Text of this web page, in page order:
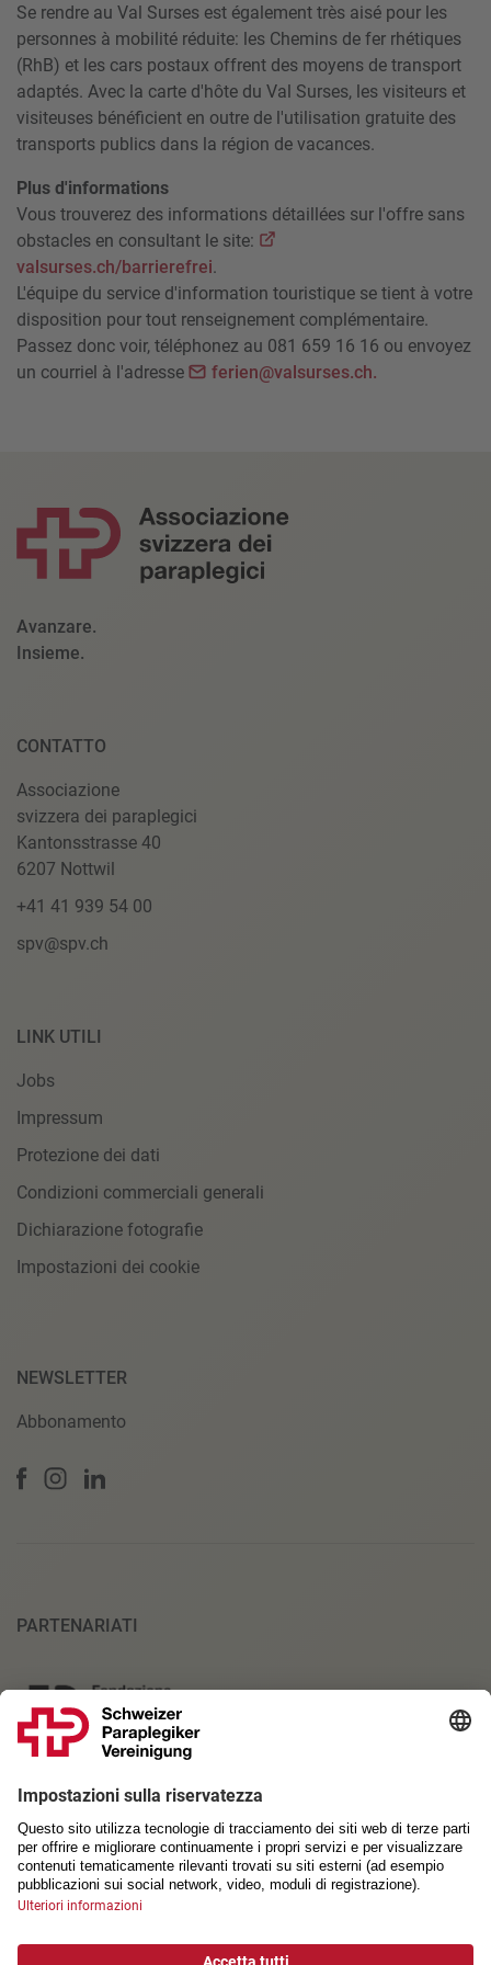
Se rendre au Val Surses est également très aisé pour les
personnes à mobilité réduite: les Chemins de fer rhétiques
(RhB) et les cars postaux offrent des moyens de transport
adaptés. Avec la carte d'hôte du Val Surses, les visiteurs et
visiteuses bénéficient en outre de l'utilisation gratuite des
transports publics dans la région de vacances.
Plus d'informations
Vous trouverez des informations détaillées sur l'offre sans
obstacles en consultant le site:
valsurses.ch/barrierefrei.
L'équipe du service d'information touristique se tient à votre
disposition pour tout renseignement complémentaire.
Passez donc voir, téléphonez au 081 659 16 16 ou envoyez
un courriel à l'adresse
ferien@valsurses.ch.
Avanzare.
Insieme.
CONTATTO
Associazione
svizzera dei paraplegici
Kantonsstrasse 40
6207 Nottwil
+41 41 939 54 00
spv@spv.ch
LINK UTILI
Jobs
Impressum
Protezione dei dati
Condizioni commerciali generali
Dichiarazione fotografie
Impostazioni dei cookie
NEWSLETTER
Abbonamento
PARTENARIATI